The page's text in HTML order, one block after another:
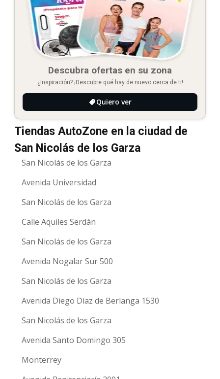
Descubra ofertas en su zona
¿Inspiración? ¡Descubre qué hay de nuevo cerca de ti!
Quiero ver
Tiendas AutoZone en la ciudad de
San Nicolás de los Garza
San Nicolás de los Garza
Avenida Universidad
San Nicolás de los Garza
Calle Aquiles Serdán
San Nicolás de los Garza
Avenida Nogalar Sur 500
San Nicolás de los Garza
Avenida Diego Díaz de Berlanga 1530
San Nicolás de los Garza
Avenida Santo Domingo 305
Monterrey